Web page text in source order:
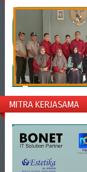
MITRA KERJASAMA